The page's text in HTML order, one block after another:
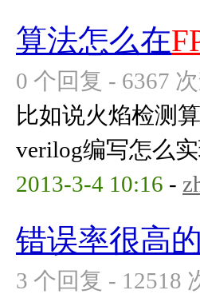
算法怎么在
0 个回复 - 6367
比如说火焰检测
verilog编写怎么
2013-3-4 10:16 -
错误率很高的
3 个回复 - 12518